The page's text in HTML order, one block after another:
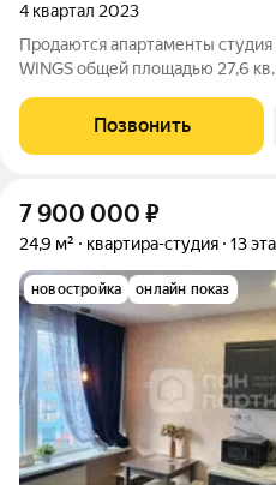
4 квартал 2023
Продаются апартаменты
WINGS общей площадью 27,6
лет. Комплекс апартаментов
улица Крыленко,
Позвонить
7 900 000 ₽
24,9 м² квартира-студия 13
новостройка онлайн показ